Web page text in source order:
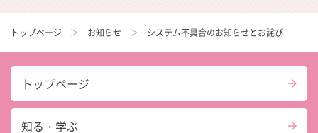
トップページ お知らせ システム不具合のお知らせとお詫び
トップページ
知る・学ぶ